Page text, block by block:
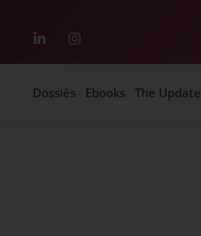
Dossiês Ebooks The Update